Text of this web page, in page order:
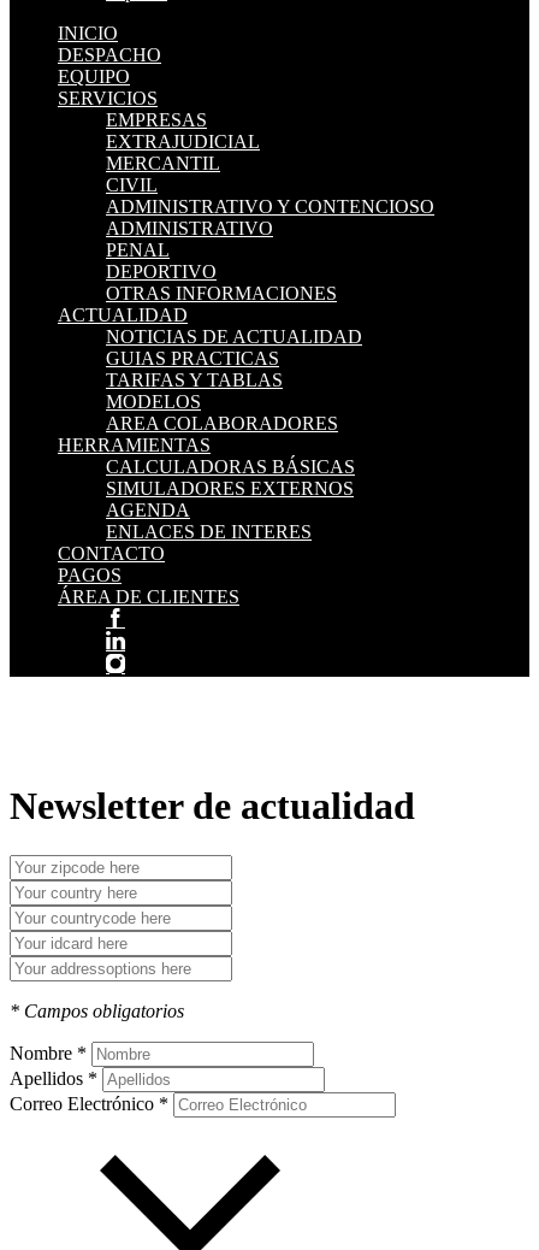
INICIO
DESPACHO
EQUIPO
SERVICIOS
EMPRESAS
EXTRAJUDICIAL
MERCANTIL
CIVIL
ADMINISTRATIVO Y CONTENCIOSO
ADMINISTRATIVO
PENAL
DEPORTIVO
OTRAS INFORMACIONES
ACTUALIDAD
NOTICIAS DE ACTUALIDAD
GUIAS PRACTICAS
TARIFAS Y TABLAS
MODELOS
AREA COLABORADORES
HERRAMIENTAS
CALCULADORAS BÁSICAS
SIMULADORES EXTERNOS
AGENDA
ENLACES DE INTERES
CONTACTO
PAGOS
ÁREA DE CLIENTES
Newsletter de actualidad
* Campos obligatorios
Nombre *
Apellidos *
Correo Electrónico *